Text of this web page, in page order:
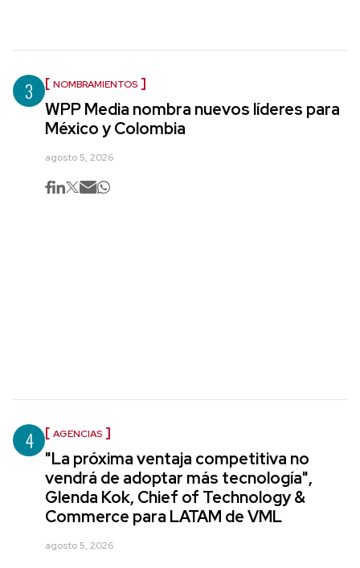
3 NOMBRAMIENTOS
WPP Media nombra nuevos líderes para
México y Colombia
agosto 5, 2026
4 AGENCIAS
"La próxima ventaja competitiva no
vendrá de adoptar más tecnología",
Glenda Kok, Chief of Technology &
Commerce para LATAM de VML
agosto 5, 2026